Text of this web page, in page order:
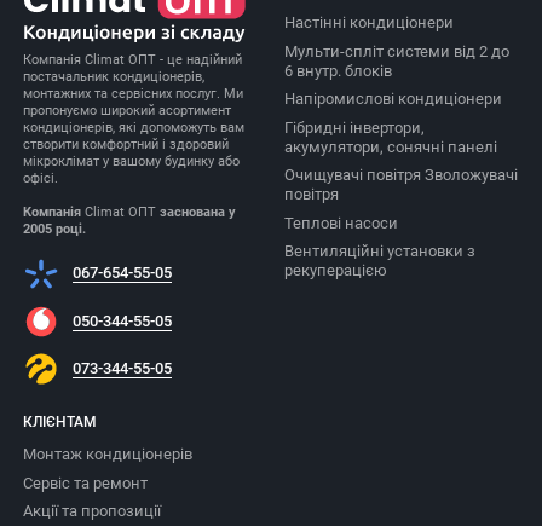
Компанія Climat ОПТ - це надійний
постачальник кондиціонерів,
монтажних та сервісних послуг. Ми
пропонуємо широкий асортимент
кондиціонерів, які допоможуть вам
створити комфортний і здоровий
мікроклімат у вашому будинку або
офісі.
Компанія Climat ОПТзаснована у
2005 році.
067-654-55-05
050-344-55-05
073-344-55-05
Настінні кондиціонери
Мульти-спліт системи від 2 до
6 внутр. блоків
Напіромислові кондиціонери
Гібридні інвертори,
акумулятори, сонячні панелі
Очищувачі повітря Зволожувачі
повітря
Теплові насоси
Вентиляційні установки з
рекуперацією
КЛІЄНТАМ
Монтаж кондиціонерів
Сервіс та ремонт
Акції та пропозиції